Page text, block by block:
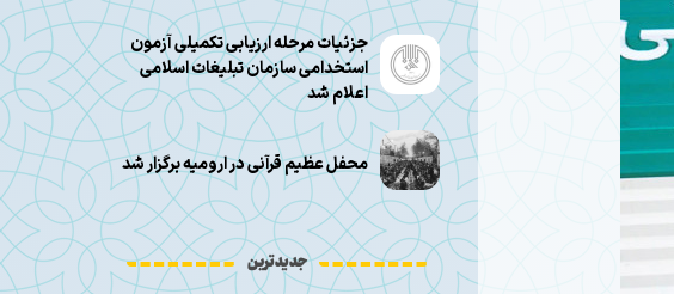
جزئیات مرحله ارزیابی تکمیلی آزمون
استخدامی سازمان تبلیغات اسلامی
اعلام شد
محفل عظیم قرآنی در ارومیه برگزار شد
جدیدترین